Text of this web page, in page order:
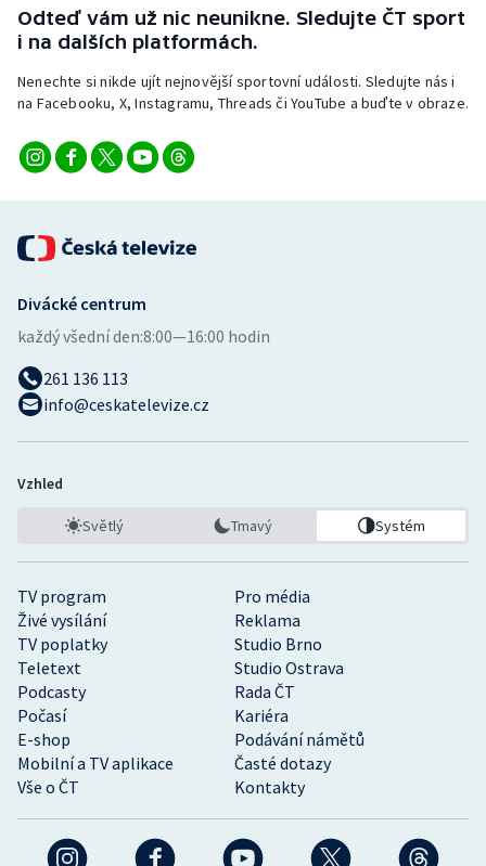
Odteď vám už nic neunikne. Sledujte ČT sport
i na dalších platformách.
Nenechte si nikde ujít nejnovější sportovní události. Sledujte nás i
na Facebooku, X, Instagramu, Threads či YouTube a buďte v obraze.
TV program
Pro média
Živé vysílání
Reklama
TV poplatky
Studio Brno
Teletext
Studio Ostrava
Podcasty
Rada ČT
Počasí
Kariéra
E-shop
Podávání námětů
Mobilní a TV aplikace
Časté dotazy
Vše o ČT
Kontakty
Divácké centrum
každý všední den:8:00—16:00 hodin
261 136 113
info@ceskatelevize.cz
Vzhled
Světlý Tmavý Systém